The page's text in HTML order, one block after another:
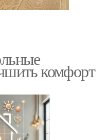
комфорт